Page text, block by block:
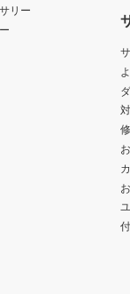
リー